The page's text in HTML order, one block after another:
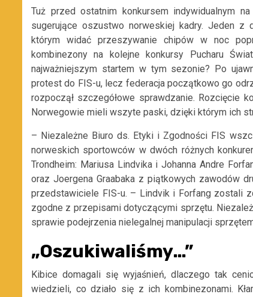
Tuż przed ostatnim konkursem indywidualnym
sugerujące oszustwo norweskiej kadry. Jeden z
którym widać przeszywanie chipów w noc
kombinezony na kolejne konkursy Pucharu
najważniejszym startem w tym sezonie? Po
protest do FIS-u, lecz federacja początkowo go
rozpoczął szczegółowe sprawdzanie. Rozcięcie
Norwegowie mieli wszyte paski, dzięki którym ich
– Niezależne Biuro ds. Etyki i Zgodności FIS
norweskich sportowców w dwóch różnych
Trondheim: Mariusa Lindvika i Johanna Andre
oraz Joergena Graabaka z piątkowych zawodów
przedstawiciele FIS-u. – Lindvik i Forfang zostali
zgodne z przepisami dotyczącymi sprzętu.
sprawie podejrzenia nielegalnej manipulacji
„Oszukiwaliśmy…”
Kibice domagali się wyjaśnień, dlaczego tak
wiedzieli, co działo się z ich kombinezonami.